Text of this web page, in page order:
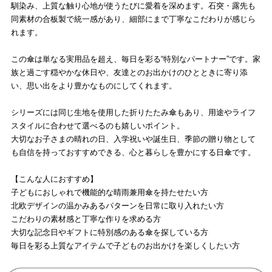
馴染み、上質な触り心地が使うたびに愛着を深めます。石突・露先も
同素材の合板製で統一感があり、細部にまで丁寧なこだわりが感じら
れます。
この傘は単なる実用品を超え、毎日を彩る“特別なパートナー”です。家
族と過ごす穏やかな休日や、友達とのお出かけのひとときに寄り添
い、思い出をより豊かなものにしてくれます。
シリーズには同じ生地を使用した折りたたみ傘もあり、用途やライフ
スタイルに合わせて選べるのも嬉しいポイント。
大切なお子さまの晴れの日、入学祝いや誕生日、季節の贈り物として
も自信を持っておすすめできる、心と暮らしを豊かにする日傘です。
【こんな人におすすめ】
子どもにおしゃれで機能的な晴雨兼用傘を持たせたい方
北欧デザインの温かみあるパターンを日常に取り入れたい方
こだわりの素材感と丁寧な作りを求める方
大切な記念日やギフトに特別感のある傘を探している方
毎日を彩る上質なアイテムで子どものお出かけを楽しくしたい方